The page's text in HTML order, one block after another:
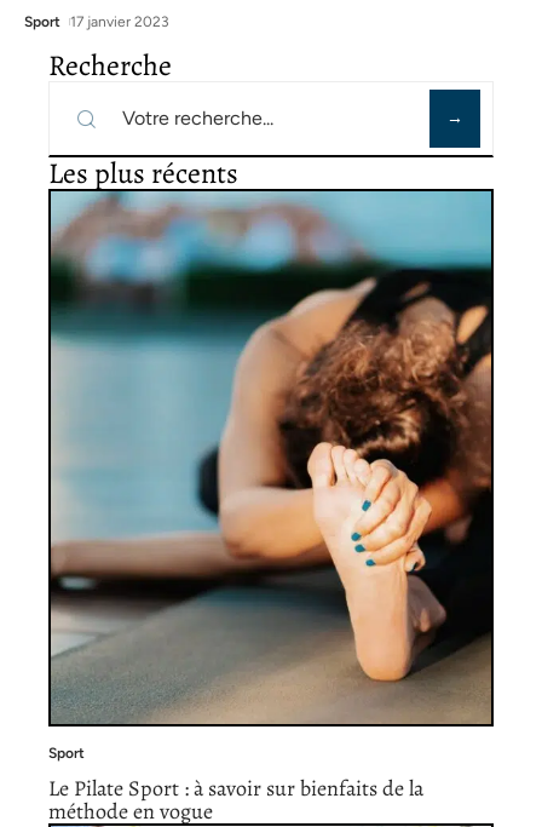
Sport 17 janvier 2023
Recherche
Les plus récents
Sport
Le Pilate Sport : à savoir sur bienfaits de la
méthode en vogue